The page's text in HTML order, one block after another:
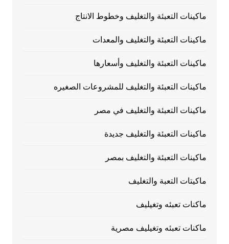
ماكينات التعبئة والتغليف وخطوط الانتاج
ماكينات التعبئة والتغليف والمعدات
ماكينات التعبئة والتغليف وأسعارها
ماكينات التعبئة والتغليف للمشروعات الصغيره
ماكينات التعبئة والتغليف في مصر
ماكينات التعبئة والتغليف جديدة
ماكينات التعبئة والتغليف بمصر
ماكيتات التعبة والتغليف
ماكنات تعبئه وتغيليف
ماكنات تعبئه وتغيليف مصرية